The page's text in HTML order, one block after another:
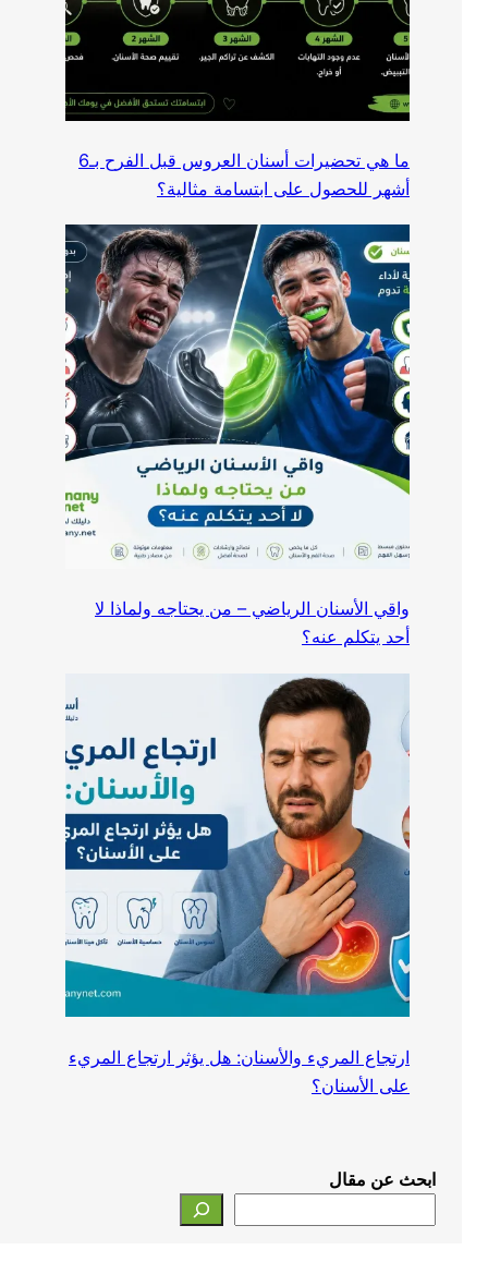
ما هي تحضيرات أسنان العروس قبل الفرح بـ6
أشهر للحصول على ابتسامة مثالية؟
واقي الأسنان الرياضي – من يحتاجه ولماذا لا
أحد يتكلم عنه؟
ارتجاع المريء والأسنان: هل يؤثر ارتجاع المريء
على الأسنان؟
ابحث عن مقال